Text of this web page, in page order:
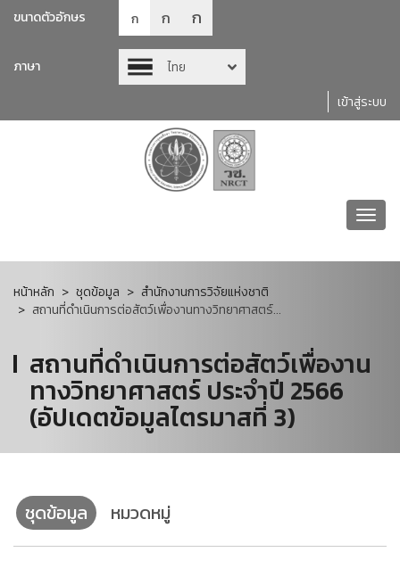
ขนาดตัวอักษร ก ก ก
ภาษา
ไทย
เข้าสู่ระบบ
หน้าหลัก ชุดข้อมูล
สำนักงานการวิจัยแห่งชาติ
สถานที่ดำเนินการต่อสัตว์เพื่องานทางวิทยาศาสตร์...
สถานที่ดำเนินการต่อสัตว์เพื่องาน
ทางวิทยาศาสตร์ ประจำปี 2566
(อัปเดตข้อมูลไตรมาสที่ 3)
ชุดข้อมูล หมวดหมู่